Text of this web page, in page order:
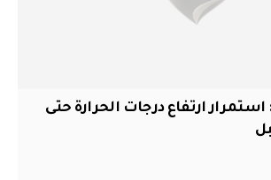
استمرار ارتفاع درجات الحرارة حتى